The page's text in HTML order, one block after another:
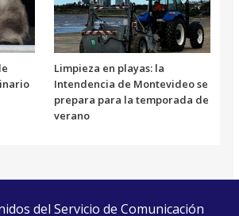
Limpieza en playas: la
Intendencia de Montevideo se
prepara para la temporada de
verano
del Servicio de Comunicación